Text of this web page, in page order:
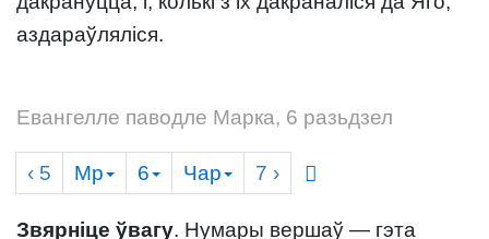
аздараўляліся.
Евангелле паводле Марка, 6 разьдзел
‹ 5 Мр 6 Чар 7 ›
Звярніце ўвагу. Нумары вершаў — гэта